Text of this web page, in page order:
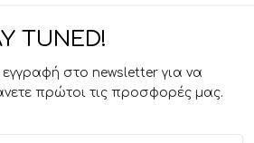
TUNED!
εγγραφή στο newsletter για να
πρώτοι τις προσφορές μας.